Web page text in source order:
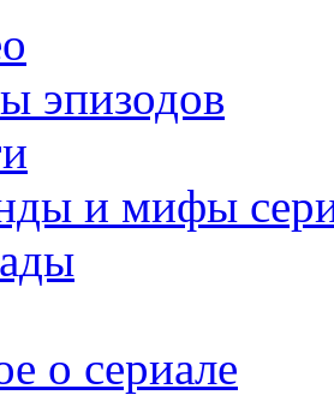
эпизодов
и мифы
о сериале